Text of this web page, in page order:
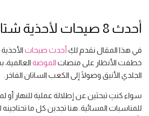
أحدث 8 صيحات لأحذية شتاء 2026
في هذا المقال نقدم لكِ أحدث صيحات
خطفت الأنظار على منصات الموضة
الجلدي الأنيق وصولًا إلى الكعب الساتان الفاخر.
سواء كنتِ تبحثين عن إطلالة عملية للنهار أو
للمناسبات المسائية. هنا تجدين كل ما تحتاجينه